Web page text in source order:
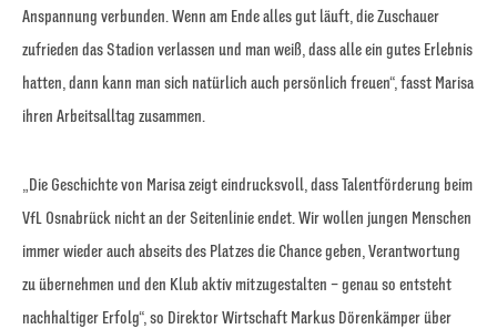
Anspannung verbunden. Wenn am Ende alles gut läuft, die Zuschauer
zufrieden das Stadion verlassen und man weiß, dass alle ein gutes Erlebnis
hatten, dann kann man sich natürlich auch persönlich freuen“, fasst Marisa
ihren Arbeitsalltag zusammen.
„Die Geschichte von Marisa zeigt eindrucksvoll, dass Talentförderung beim
VfL Osnabrück nicht an der Seitenlinie endet. Wir wollen jungen Menschen
immer wieder auch abseits des Platzes die Chance geben, Verantwortung
zu übernehmen und den Klub aktiv mitzugestalten – genau so entsteht
nachhaltiger Erfolg“, so Direktor Wirtschaft Markus Dörenkämper über